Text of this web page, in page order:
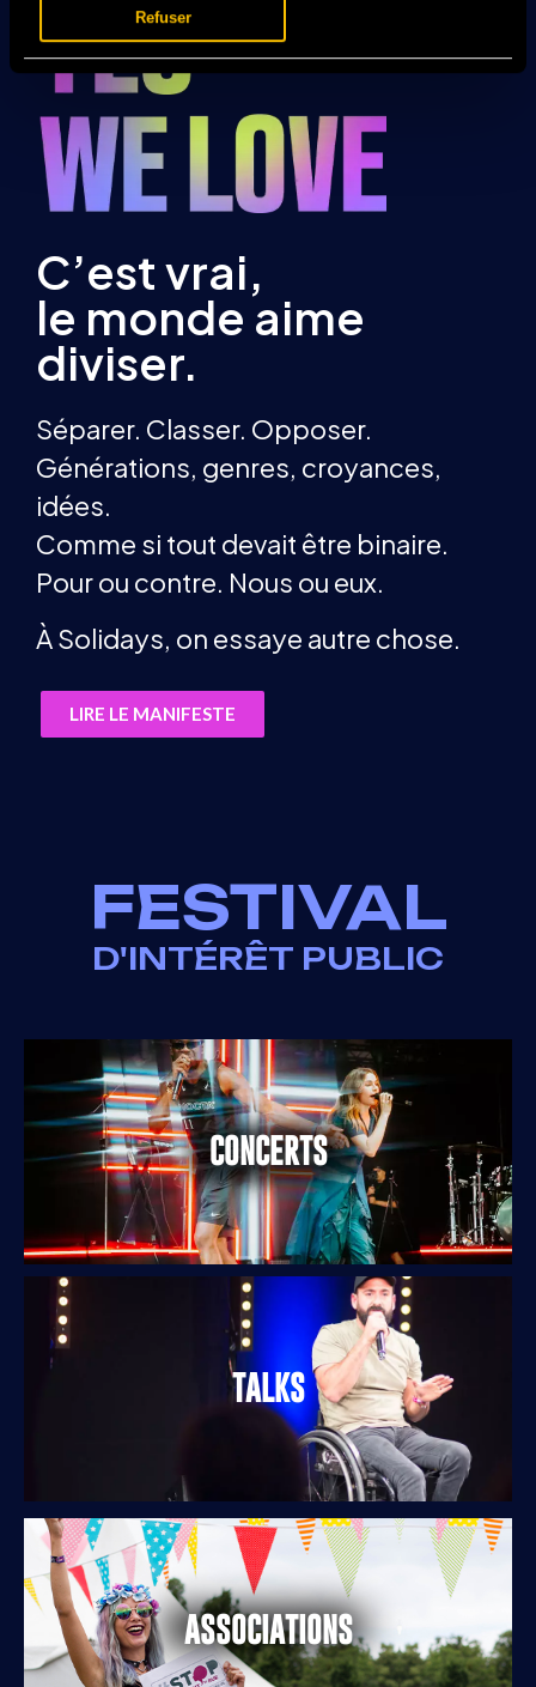
Refuser
C’est vrai,
le monde aime
diviser.
Séparer. Classer. Opposer.
Générations, genres, croyances,
idées.
Comme si tout devait être binaire.
Pour ou contre. Nous ou eux.
À Solidays, on essaye autre chose.
LIRE LE MANIFESTE
FESTIVAL
D'INTÉRÊT PUBLIC
CONCERTS
TALKS
ASSOCIATIONS